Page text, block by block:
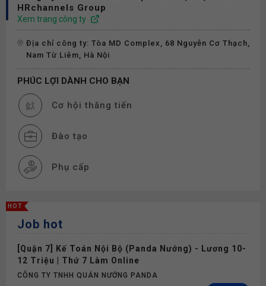
HRchannels Group
Xem trang công ty
Địa chỉ công ty: Tòa MD Complex, 68 Nguyễn Cơ Thạch,
Nam Từ Liêm, Hà Nội
PHÚC LỢI DÀNH CHO BẠN
Cơ hội thăng tiến
Đào tạo
Phụ cấp
HOT
Job hot
[Quận 7] Kế Toán Nội Bộ (Panda Nướng) - Lương 10-
12 Triệu | Thứ 7 Làm Online
CÔNG TY TNHH QUÁN NƯỚNG PANDA